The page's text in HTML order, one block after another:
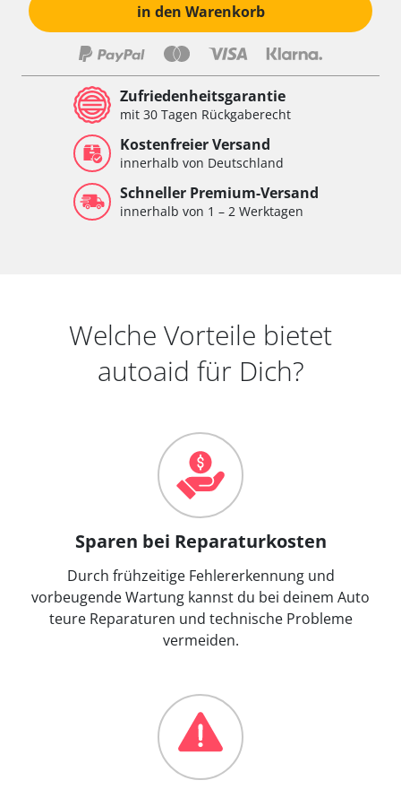
in den Warenkorb
Zufriedenheitsgarantie
mit 30 Tagen Rückgaberecht
Kostenfreier Versand
innerhalb von Deutschland
Schneller Premium-Versand
innerhalb von 1 – 2 Werktagen
Welche Vorteile bietet
autoaid für Dich?
Sparen bei Reparaturkosten
Durch frühzeitige Fehlererkennung und
vorbeugende Wartung kannst du bei deinem Auto
teure Reparaturen und technische Probleme
vermeiden.